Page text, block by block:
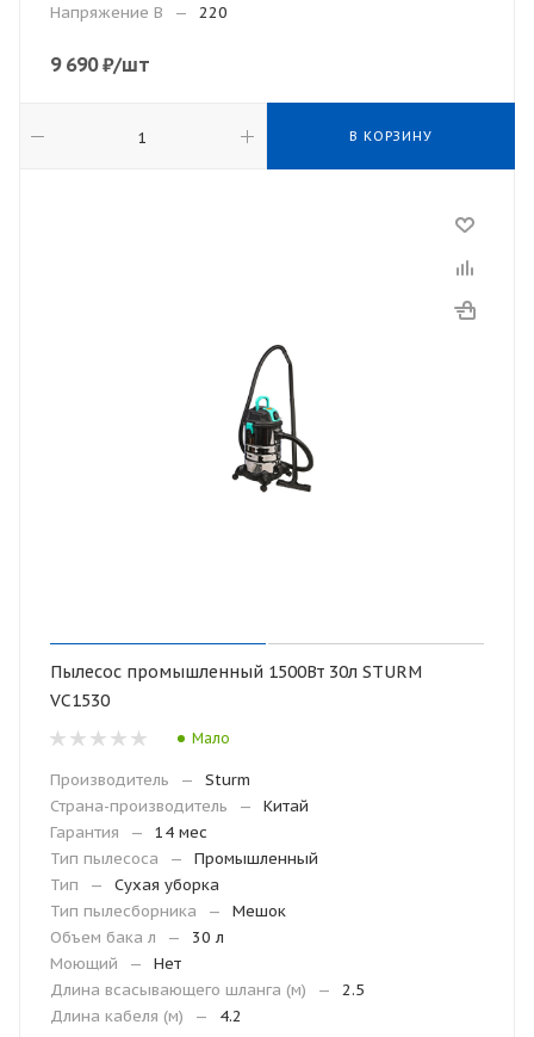
Напряжение В
— 220
9 690₽/шт
В КОРЗИНУ
Пылесос промышленный 1500Вт 30л STURM
VC1530
Мало
Производитель —
Sturm
Страна-производитель
—
Китай
Гарантия
—
14 мес
Тип пылесоса
—
Промышленный
Тип
—
Сухая уборка
Тип пылесборника
—
Мешок
Объем бака л
—
30 л
Моющий
—
Нет
Длина всасывающего шланга (м)
—
2.5
Длина кабеля (м)
—
4.2